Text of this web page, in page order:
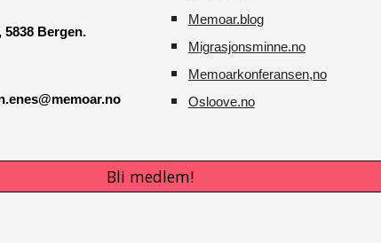
Bergen.
Memoar.blog
M igrasjonsminne.no
Memoarkonferansen,no
Osloove.no
Bli medlem!